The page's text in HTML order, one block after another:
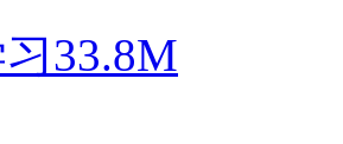
33.8M